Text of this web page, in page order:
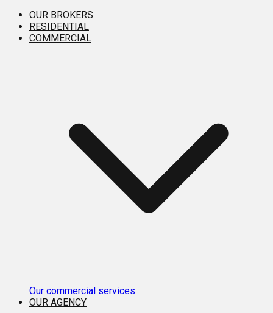
OUR BROKERS
RESIDENTIAL
COMMERCIAL
Our commercial services
OUR AGENCY